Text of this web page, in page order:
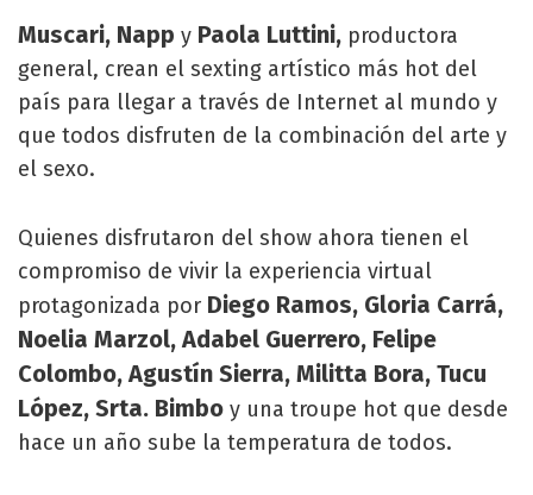
Muscari, Napp y Paola Luttini, productora
general, crean el sexting artístico más hot del
país para llegar a través de Internet al mundo y
que todos disfruten de la combinación del arte y
el sexo.
Quienes disfrutaron del show ahora tienen el
compromiso de vivir la experiencia virtual
protagonizada por Diego Ramos, Gloria Carrá,
Noelia Marzol, Adabel Guerrero, Felipe
Colombo, Agustín Sierra, Militta Bora, Tucu
López, Srta. Bimbo y una troupe hot que desde
hace un año sube la temperatura de todos.